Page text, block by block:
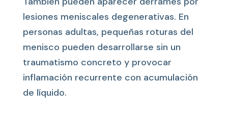
lesiones meniscales degenerativas. En
personas adultas, pequeñas roturas del
menisco pueden desarrollarse sin un
traumatismo concreto y provocar
inflamación recurrente con acumulación
de líquido.